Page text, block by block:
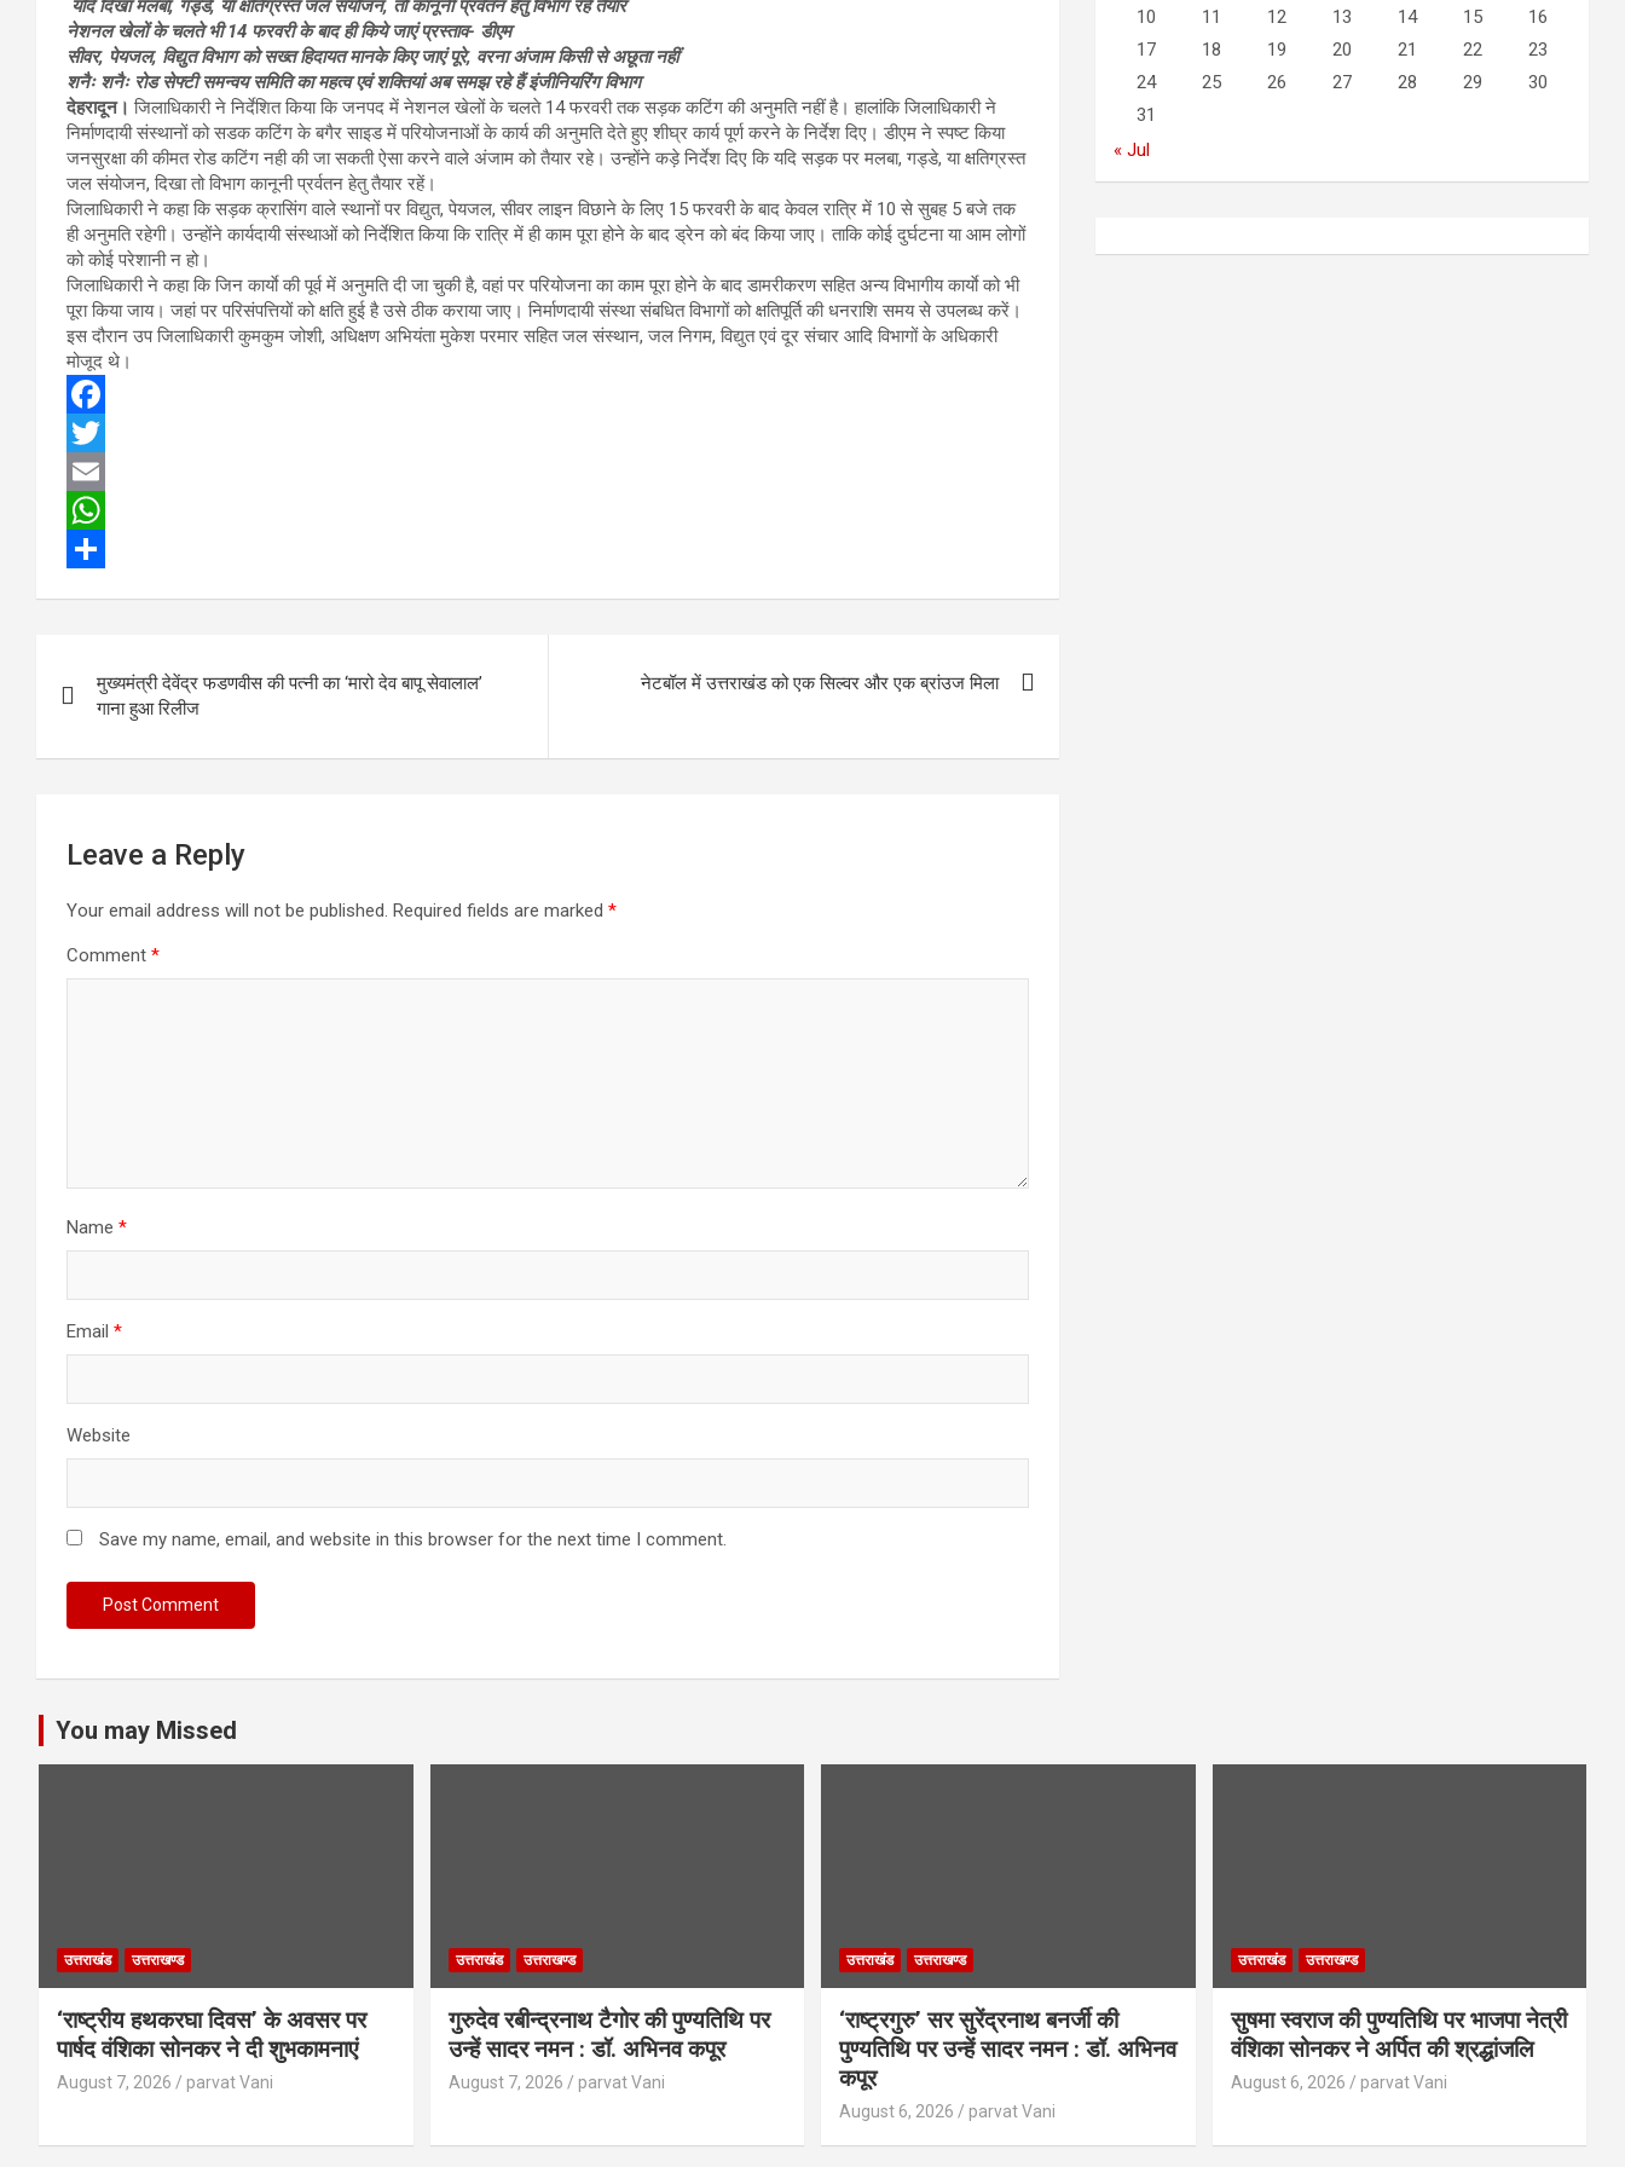
यदि दिखा मलबा, गड्डे, या क्षतिग्रस्त जल संयोजन, तो कानूनी प्रर्वतन हेतु विभाग रहें तैयार
नेशनल खेलों के चलते भी 14 फरवरी के बाद ही किये जाएं प्रस्ताव- डीएम
सीवर, पेयजल, विद्युत विभाग को सख्त हिदायत मानके किए जाएं पूरे, वरना अंजाम किसी से अछूता नहीं
शनैः शनैः रोड सेफ्टी समन्वय समिति का महत्व एवं शक्तियां अब समझ रहे हैं इंजीनियरिंग विभाग
देहरादून। जिलाधिकारी ने निर्देशित किया कि जनपद में नेशनल खेलों के चलते 14 फरवरी तक सड़क कटिंग की अनुमति नहीं है। हालांकि जिलाधिकारी ने
निर्माणदायी संस्थानों को सडक कटिंग के बगैर साइड में परियोजनाओं के कार्य की अनुमति देते हुए शीघ्र कार्य पूर्ण करने के निर्देश दिए। डीएम ने स्पष्ट किया
जनसुरक्षा की कीमत रोड कटिंग नही की जा सकती ऐसा करने वाले अंजाम को तैयार रहे। उन्होंने कड़े निर्देश दिए कि यदि सड़क पर मलबा, गड्डे, या क्षतिग्रस्त
जल संयोजन, दिखा तो विभाग कानूनी प्रर्वतन हेतु तैयार रहें।
जिलाधिकारी ने कहा कि सड़क क्रासिंग वाले स्थानों पर विद्युत, पेयजल, सीवर लाइन विछाने के लिए 15 फरवरी के बाद केवल रात्रि में 10 से सुबह 5 बजे तक
ही अनुमति रहेगी। उन्होंने कार्यदायी संस्थाओं को निर्देशित किया कि रात्रि में ही काम पूरा होने के बाद ड्रेन को बंद किया जाए। ताकि कोई दुर्घटना या आम लोगों
को कोई परेशानी न हो।
जिलाधिकारी ने कहा कि जिन कार्याे की पूर्व में अनुमति दी जा चुकी है, वहां पर परियोजना का काम पूरा होने के बाद डामरीकरण सहित अन्य विभागीय कार्याे को भी
पूरा किया जाय। जहां पर परिसंपत्तियों को क्षति हुई है उसे ठीक कराया जाए। निर्माणदायी संस्था संबधित विभागों को क्षतिपूर्ति की धनराशि समय से उपलब्ध करें।
इस दौरान उप जिलाधिकारी कुमकुम जोशी, अधिक्षण अभियंता मुकेश परमार सहित जल संस्थान, जल निगम, विद्युत एवं दूर संचार आदि विभागों के अधिकारी
मोजूद थे।
F
a
c
e
k
T
w
r
E
m
W
s
r
navigation
मुख्यमंत्री देवेंद्र फडणवीस की पत्नी का ‘मारो देव बापू सेवालाल’
गाना हुआ रिलीज
नेटबॉल में उत्तराखंड को एक सिल्वर और एक ब्रांउज मिला
Leave a Reply
Your email address will not be published. Required fields are marked *
Comment *
Name *
Email *
Website
Save my name, email, and website in this browser for the next time I comment.
10
11 12 13 14 15
16
17
18 19 20 21 22
23
24
25 26 27 28 29
30
31
« Jul
You may Missed
उत्तराखंड उत्तराखण्ड
‘राष्ट्रीय हथकरघा दिवस’ के अवसर पर
पार्षद वंशिका सोनकर ने दी शुभकामनाएं
August 7, 2026 parvat Vani
उत्तराखंड उत्तराखण्ड
गुरुदेव रबीन्द्रनाथ टैगोर की पुण्यतिथि पर
उन्हें सादर नमन : डॉ. अभिनव कपूर
August 7, 2026 parvat Vani
उत्तराखंड उत्तराखण्ड
‘राष्ट्रगुरु’ सर सुरेंद्रनाथ बनर्जी की
पुण्यतिथि पर उन्हें सादर नमन : डॉ. अभिनव
कपूर
August 6, 2026 parvat Vani
उत्तराखंड उत्तराखण्ड
सुषमा स्वराज की पुण्यतिथि पर भाजपा नेत्री
वंशिका सोनकर ने अर्पित की श्रद्धांजलि
August 6, 2026 parvat Vani